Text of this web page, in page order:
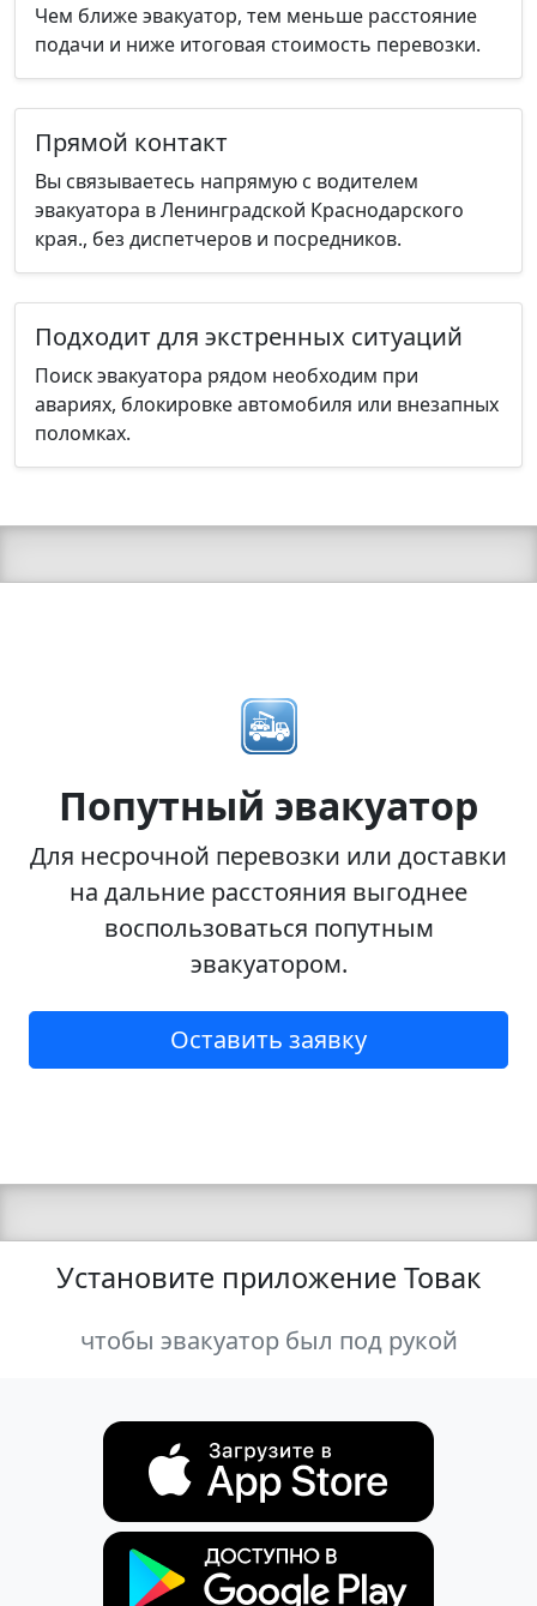
Чем ближе эвакуатор, тем меньше расстояние
подачи и ниже итоговая стоимость перевозки.
Прямой контакт
Вы связываетесь напрямую с водителем
эвакуатора в Ленинградской Краснодарского
края., без диспетчеров и посредников.
Подходит для экстренных ситуаций
Поиск эвакуатора рядом необходим при
авариях, блокировке автомобиля или внезапных
поломках.
Попутный эвакуатор
Для несрочной перевозки или доставки
на дальние расстояния выгоднее
воспользоваться попутным
эвакуатором.
Оставить заявку
Установите приложение Товак
чтобы эвакуатор был под рукой